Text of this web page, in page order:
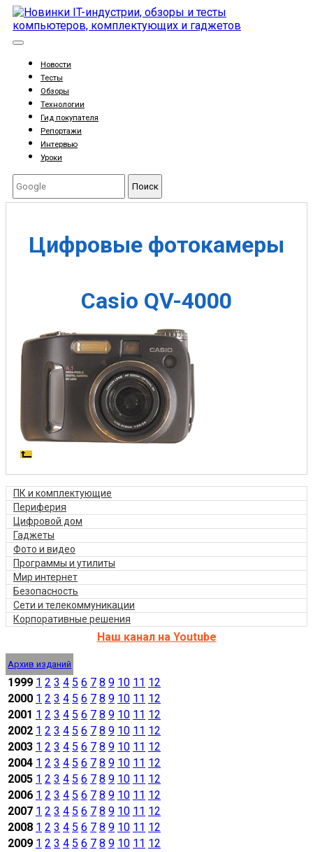
Новости
Тесты
Обзоры
Технологии
Гид покупателя
Репортажи
Интервью
Уроки
Поиск
Цифровые фотокамеры
Casio QV-4000
ПК и комплектующие
Периферия
Цифровой дом
Гаджеты
Фото и видео
Программы и утилиты
Мир интернет
Безопасность
Сети и телекоммуникации
Корпоративные решения
Наш канал на Youtube
Архив изданий
1999 1 2 3 4 5 6 7 8 9 10 11 12
2000 1 2 3 4 5 6 7 8 9 10 11 12
2001 1 2 3 4 5 6 7 8 9 10 11 12
2002 1 2 3 4 5 6 7 8 9 10 11 12
2003 1 2 3 4 5 6 7 8 9 10 11 12
2004 1 2 3 4 5 6 7 8 9 10 11 12
2005 1 2 3 4 5 6 7 8 9 10 11 12
2006 1 2 3 4 5 6 7 8 9 10 11 12
2007 1 2 3 4 5 6 7 8 9 10 11 12
2008 1 2 3 4 5 6 7 8 9 10 11 12
2009 1 2 3 4 5 6 7 8 9 10 11 12